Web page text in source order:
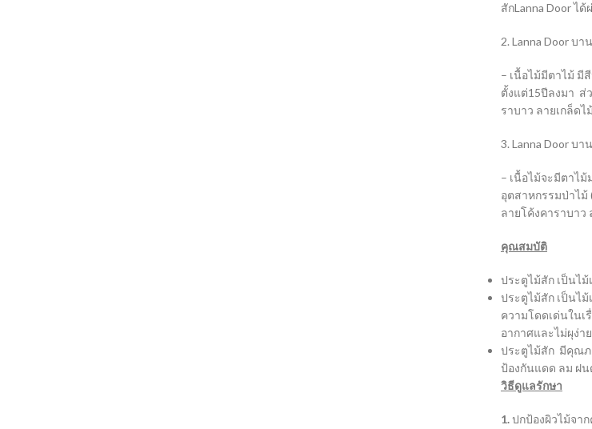
สักLanna Door ไ
2. Lanna Door บา
– เนื้อไม้มีตาไม้ มี
ตั้งแต่15ปีลงมา ส่
ราบาว ลายเกล็ด
3. Lanna Door บา
– เนื้อไม้จะมีตาไ
อุตสาหกรรมป่าไ
ลายโค้งคาราบาว
คุณสมบัติ
ประตูไม้สัก เป็นไ
ประตูไม้สัก เป็นไ
ความโดดเด่นในเ
อากาศและไม่ผุง่า
ประตูไม้สัก มีคุณภ
ป้องกันแดด ลม ฝน
วิธีดูแลรักษา
1.ปกป้องผิวไม้จา